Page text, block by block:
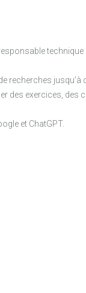
technique
recherches jusqu’à
des exercices, des
et ChatGPT.